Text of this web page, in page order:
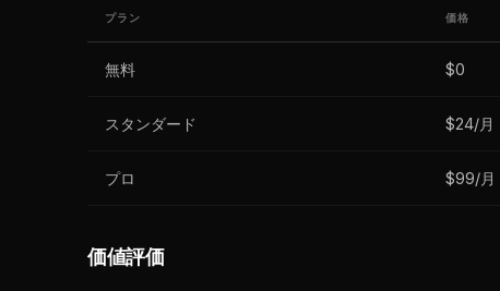
プラン 価格
無料 $0
スタンダード $24/月
プロ $99/月
価値評価